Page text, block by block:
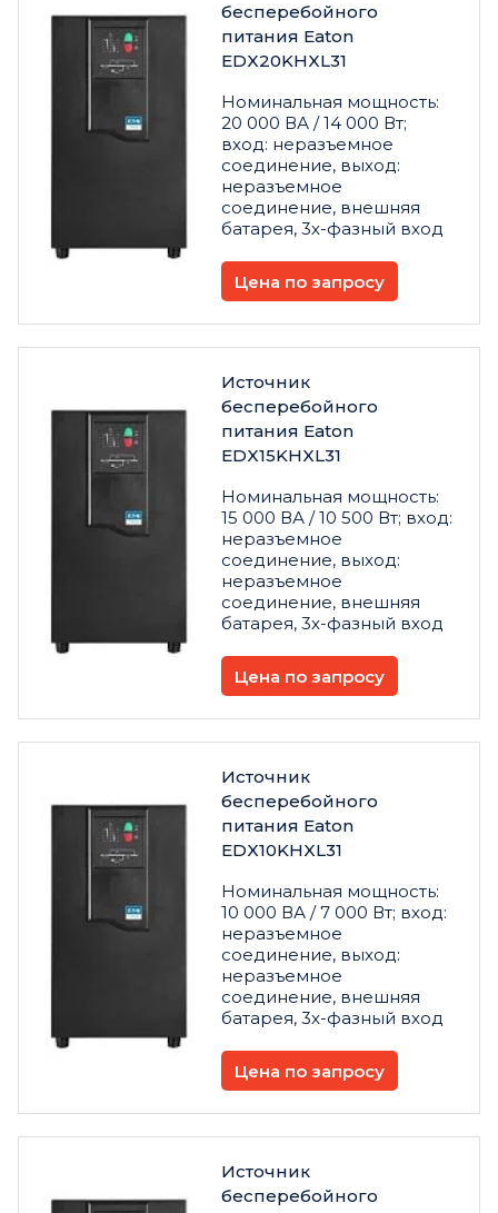
бесперебойного
питания Eaton
EDX20KHXL31
Номинальная мощность:
20 000 ВА / 14 000 Вт;
вход: неразъемное
соединение, выход:
неразъемное
соединение, внешняя
батарея, 3х-фазный вход
Цена по запросу
Источник
бесперебойного
питания Eaton
EDX15KHXL31
Номинальная мощность:
15 000 ВА / 10 500 Вт; вход:
неразъемное
соединение, выход:
неразъемное
соединение, внешняя
батарея, 3х-фазный вход
Цена по запросу
Источник
бесперебойного
питания Eaton
EDX10KHXL31
Номинальная мощность:
10 000 ВА / 7 000 Вт; вход:
неразъемное
соединение, выход:
неразъемное
соединение, внешняя
батарея, 3х-фазный вход
Цена по запросу
Источник
бесперебойного